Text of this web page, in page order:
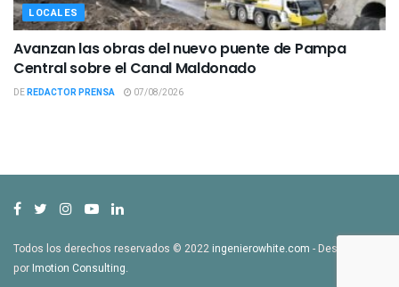
LOCALES
Avanzan las obras del nuevo puente de Pampa
Central sobre el Canal Maldonado
DEREDACTOR PRENSA 07/08/2026
Todos los derechos reservados © 2022ingenierowhite.com - Desarrollado
porImotion Consulting.